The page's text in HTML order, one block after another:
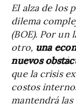
El alza de los
dilema
(BOE). Por un
otro, una
nuevos
que la crisis
costos
mantendrá